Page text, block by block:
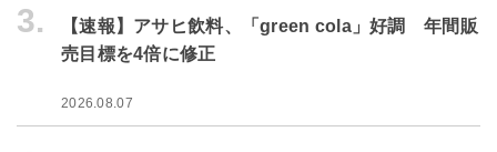
3.
【速報】アサヒ飲料、「green cola」好調 年間販
売目標を4倍に修正
2026.08.07